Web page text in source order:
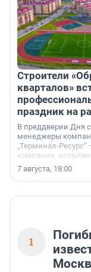
Строители
кварталов»
праздник на
В преддверии Дня
менеджеры
„Терминал-Ресурс“
компании,
осторожного
7 августа, 18:00
1